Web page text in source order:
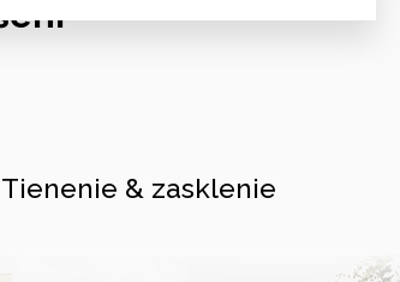
Tienenie & zasklenie